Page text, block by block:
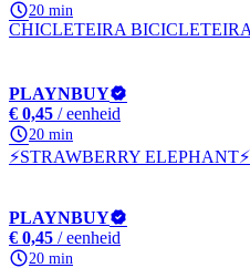
20 min
CHICLETEIRA BICICLETEIRA
PLAYNBUY
€ 0,45 / eenheid
20 min
⚡STRAWBERRY ELEPHANT⚡
PLAYNBUY
€ 0,45 / eenheid
20 min